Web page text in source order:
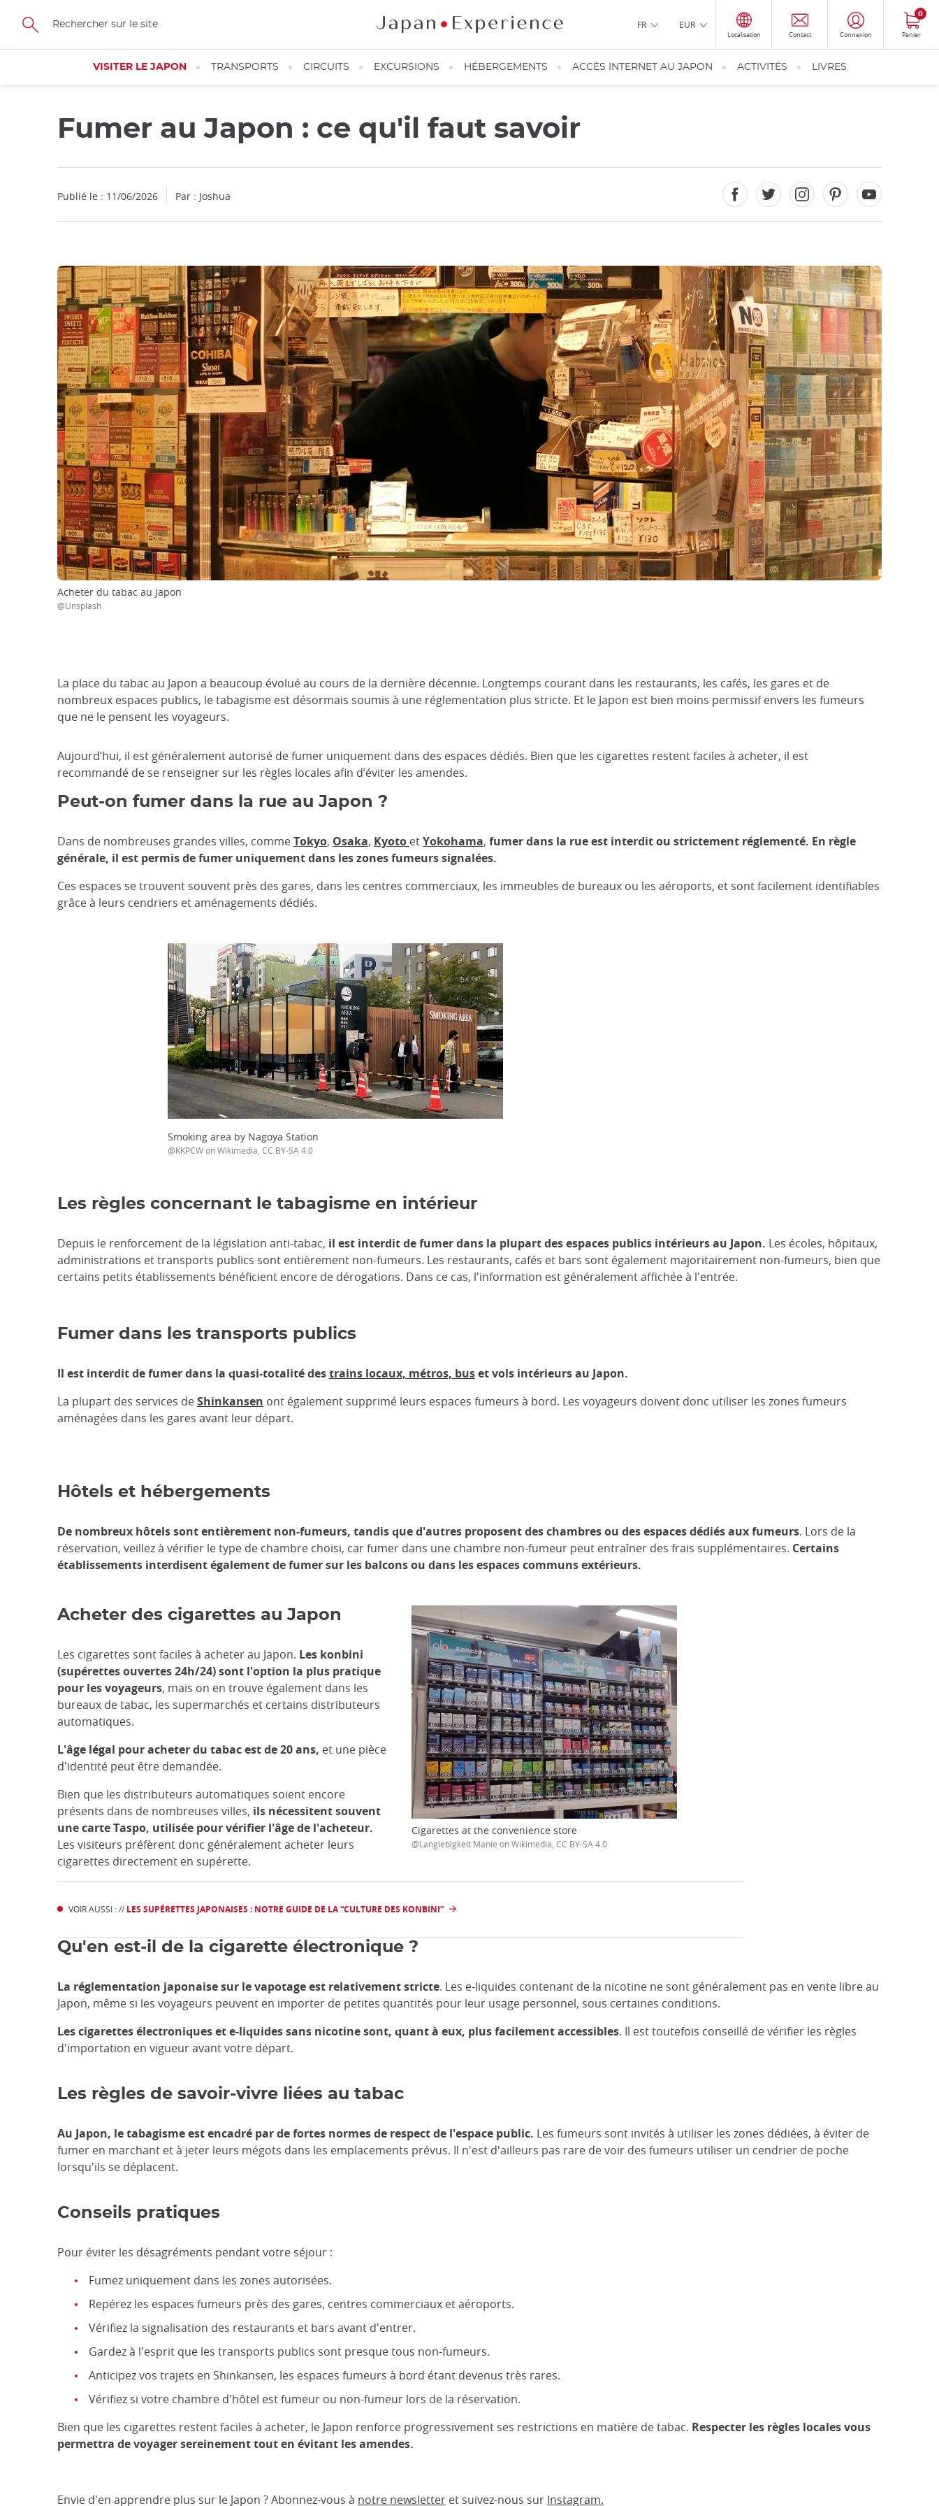
Skip
main
FR EUR
Localisation Contact Connexion Panier
0
VISITER LE JAPON TRANSPORTS CIRCUITS EXCURSIONS HÉBERGEMENTS ACCÈS INTERNET AU JAPON ACTIVITÉS LIVRES
Fumer au Japon : ce qu'il faut savoir
Publié le : 11/06/2026 Par : Joshua
Acheter du tabac au Japon
@Unsplash
La place du tabac au Japon a beaucoup évolué au cours de la dernière décennie. Longtemps courant dans les restaurants, les cafés, les gares et de
nombreux espaces publics, le tabagisme est désormais soumis à une réglementation plus stricte. Et le Japon est bien moins permissif envers les fumeurs
que ne le pensent les voyageurs.
Aujourd’hui, il est généralement autorisé de fumer uniquement dans des espaces dédiés. Bien que les cigarettes restent faciles à acheter, il est
recommandé de se renseigner sur les règles locales afin d’éviter les amendes.
Peut-on fumer dans la rue au Japon ?
Dans de nombreuses grandes villes, commeTokyo, Osaka, Kyoto etYokohama, fumer dans la rue est interdit ou strictement réglementé. En règle
générale, il est permis de fumer uniquement dans les zones fumeurs signalées.
Ces espaces se trouvent souvent près des gares, dans les centres commerciaux, les immeubles de bureaux ou les aéroports, et sont facilement identifiables
grâce à leurs cendriers et aménagements dédiés.
Smoking area by Nagoya Station
@KKPCW on Wikimedia, CC BY-SA 4.0
Les règles concernant le tabagisme en intérieur
Depuis le renforcement de la législation anti-tabac, il est interdit de fumer dans la plupart des espaces publics intérieurs au Japon. Les écoles, hôpitaux,
administrations et transports publics sont entièrement non-fumeurs. Les restaurants, cafés et bars sont également majoritairement non-fumeurs, bien que
certains petits établissements bénéficient encore de dérogations. Dans ce cas, l'information est généralement affichée à l'entrée.
Fumer dans les transports publics
Il est interdit de fumer dans la quasi-totalité destrains locaux, métros, buset vols intérieurs au Japon.
La plupart des services deShinkansen ont également supprimé leurs espaces fumeurs à bord. Les voyageurs doivent donc utiliser les zones fumeurs
aménagées dans les gares avant leur départ.
Hôtels et hébergements
De nombreux hôtels sont entièrement non-fumeurs, tandis que d'autres proposent des chambres ou des espaces dédiés aux fumeurs. Lors de la
réservation, veillez à vérifier le type de chambre choisi, car fumer dans une chambre non-fumeur peut entraîner des frais supplémentaires. Certains
établissements interdisent également de fumer sur les balcons ou dans les espaces communs extérieurs.
Acheter des cigarettes au Japon
Les cigarettes sont faciles à acheter au Japon. Les konbini
(supérettes ouvertes 24h/24) sont l'option la plus pratique
pour les voyageurs, mais on en trouve également dans les
bureaux de tabac, les supermarchés et certains distributeurs
automatiques.
L'âge légal pour acheter du tabac est de 20 ans, et une pièce
d'identité peut être demandée.
Bien que les distributeurs automatiques soient encore
présents dans de nombreuses villes, ils nécessitent souvent
une carte Taspo, utilisée pour vérifier l'âge de l'acheteur.
Les visiteurs préfèrent donc généralement acheter leurs
cigarettes directement en supérette.
Cigarettes at the convenience store
@Langlebigkeit Manie on Wikimedia, CC BY-SA 4.0
VOIR AUSSI : // LES SUPÉRETTES JAPONAISES : NOTRE GUIDE DE LA “CULTURE DES KONBINI”
Qu'en est-il de la cigarette électronique ?
La réglementation japonaise sur le vapotage est relativement stricte. Les e-liquides contenant de la nicotine ne sont généralement pas en vente libre au
Japon, même si les voyageurs peuvent en importer de petites quantités pour leur usage personnel, sous certaines conditions.
Les cigarettes électroniques et e-liquides sans nicotine sont, quant à eux, plus facilement accessibles. Il est toutefois conseillé de vérifier les règles
d'importation en vigueur avant votre départ.
Les règles de savoir-vivre liées au tabac
Au Japon, le tabagisme est encadré par de fortes normes de respect de l'espace public. Les fumeurs sont invités à utiliser les zones dédiées, à éviter de
fumer en marchant et à jeter leurs mégots dans les emplacements prévus. Il n'est d'ailleurs pas rare de voir des fumeurs utiliser un cendrier de poche
lorsqu'ils se déplacent.
Conseils pratiques
Pour éviter les désagréments pendant votre séjour :
Fumez uniquement dans les zones autorisées.
Repérez les espaces fumeurs près des gares, centres commerciaux et aéroports.
Vérifiez la signalisation des restaurants et bars avant d'entrer.
Gardez à l'esprit que les transports publics sont presque tous non-fumeurs.
Anticipez vos trajets en Shinkansen, les espaces fumeurs à bord étant devenus très rares.
Vérifiez si votre chambre d'hôtel est fumeur ou non-fumeur lors de la réservation.
Bien que les cigarettes restent faciles à acheter, le Japon renforce progressivement ses restrictions en matière de tabac. Respecter les règles locales vous
permettra de voyager sereinement tout en évitant les amendes.
Envie d'en apprendre plus sur le Japon ? Abonnez-vous à notre newsletter et suivez-nous sur Instagram.